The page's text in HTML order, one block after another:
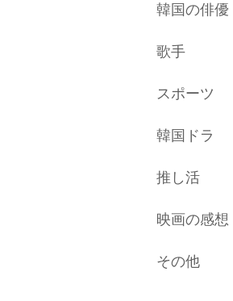
韓国の俳優
歌手
スポーツ
韓国ドラ
推し活
映画の感想
その他